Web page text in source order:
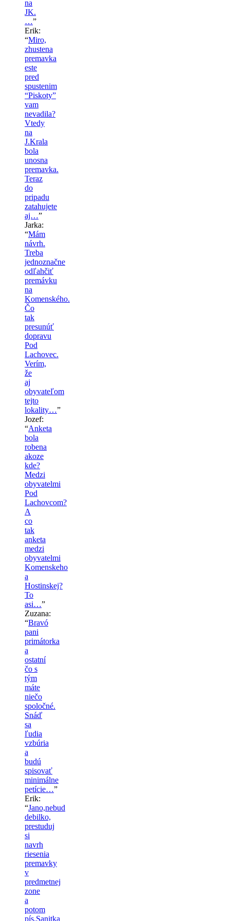
na
JK.
…”
Erik:
“Miro,
zhustena
premavka
este
pred
spustenim
“Piskoty”
vam
nevadila?
Vtedy
na
J.Krala
bola
unosna
premavka.
Teraz
do
pripadu
zatahujete
aj…”
Jarka:
“Mám
návrh.
Treba
jednoznačne
odľahčiť
premávku
na
Komenského.
Čo
tak
presunúť
dopravu
Pod
Lachovec.
Verím,
že
aj
obyvateľom
tejto
lokality…”
Jozef:
“Anketa
bola
robena
akoze
kde?
Medzi
obyvatelmi
Pod
Lachovcom?
A
co
tak
anketa
medzi
obyvatelmi
Komenskeho
a
Hostinskej?
To
asi…”
Zuzana:
“Bravó
pani
primátorka
a
ostatní
čo s
tým
máte
niečo
spoločné.
Snáď
sa
ľudia
vzbúria
a
budú
spisovať
minimálne
petície…”
Erik:
“Jano,nebud
debilko,
prestuduj
si
navrh
riesenia
premavky
v
predmetnej
zone
a
potom
pís.Sanitka